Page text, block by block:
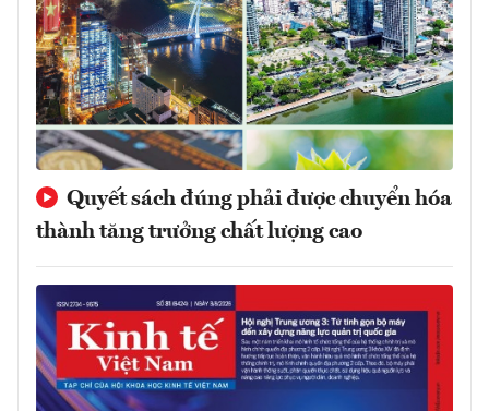
Quyết sách đúng phải được chuyển hóa
thành tăng trưởng chất lượng cao